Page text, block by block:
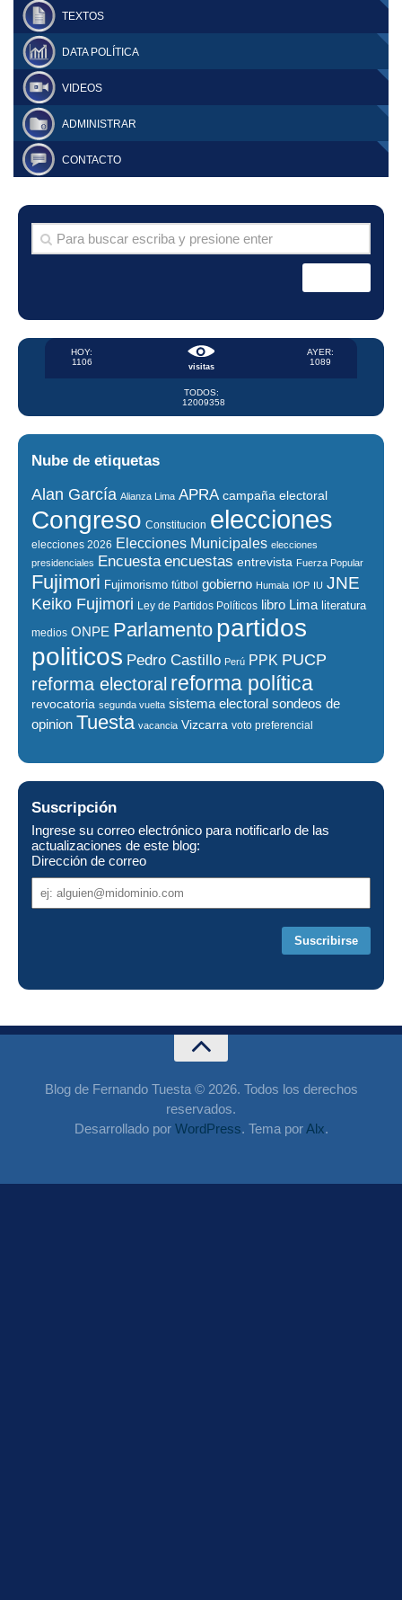
TEXTOS
DATA POLÍTICA
VIDEOS
ADMINISTRAR
CONTACTO
visitas
HOY:
1106
AYER:
1089
TODOS:
12009358
Nube de etiquetas
Alan García Alianza Lima APRA campaña electoral
Congreso Constitucion elecciones
elecciones 2026 Elecciones Municipales elecciones
presidenciales
Encuesta encuestas entrevista Fuerza Popular
Fujimori Fujimorismo fútbol gobierno Humala IOP IU JNE
Keiko Fujimori Ley de Partidos Políticos libro Lima literatura
medios ONPE Parlamento partidos
politicos Pedro Castillo Perú PPK PUCP
reforma electoral reforma política
revocatoria segunda vuelta sistema electoral sondeos de
opinion Tuesta vacancia Vizcarra voto preferencial
Suscripción
Ingrese su correo electrónico para notificarlo de las
actualizaciones de este blog:
Dirección de correo
de
Blog de Fernando Tuesta © 2026. Todos los derechos
reservados.
Desarrollado por WordPress. Tema porAlx.